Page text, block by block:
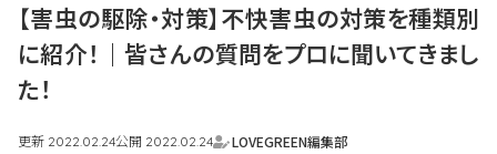
【害虫の駆除・対策】不快害虫の対策を種類別
に紹介！｜皆さんの質問をプロに聞いてきまし
た！
更新 2022.02.24公開 2022.02.24
LOVEGREEN編集部